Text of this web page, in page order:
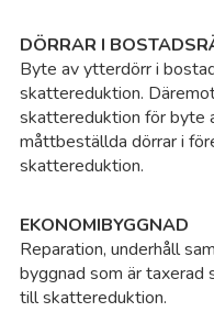
DÖRRAR I
Byte av ytterdörr i
skattereduktion.
skattereduktion för byte
måttbeställda dörrar i
skattereduktion.
EKONOMIBYGGNAD
Reparation, underhåll
byggnad som är taxerad
till skattereduktion.